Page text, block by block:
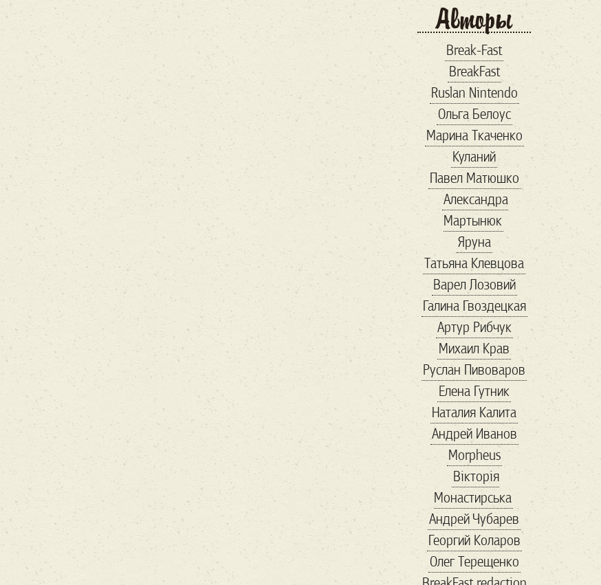
brand
business lunch
comiccon comix
conservative
coronavirus
cosplay
COVID-19
cryptocurency dc
digitalID Facebook
Fashion forbes
Forbs Game Gavi
good guardian
hackathon HR
ID2020
Instagram
IT
maga
Marketing marvel
MMA online
playstation
politicalmemes
politics republican
rightwing
rightwingpopulism
SARSCoV2
savemariupol
showbiz
TheResistance
thirdparty
Trump
uspolitics veter
Авторы
Break-Fast
BreakFast
Ruslan Nintendo
Ольга Белоус
Марина Ткаченко
Куланий
Павел Матюшко
Александра
Мартынюк
Яруна
Татьяна Клевцова
Варел Лозовий
Галина Гвоздецкая
Артур Рибчук
Михаил Крав
Руслан Пивоваров
Елена Гутник
Наталия Калита
Андрей Иванов
Morpheus
Вікторія
Монастирська
Андрей Чубарев
Георгий Коларов
Олег Терещенко